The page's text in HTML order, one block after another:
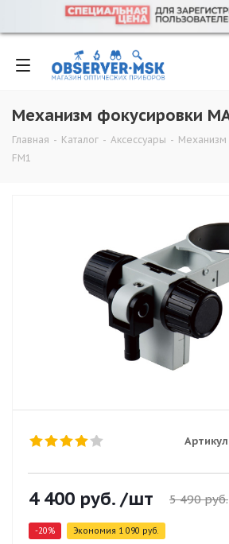
Механизм фокусировки
Главная - Каталог - Аксессуары - Механизм
FM1
4 400 руб. /шт 5 490руб.
-20% Экономия 1 090 руб.